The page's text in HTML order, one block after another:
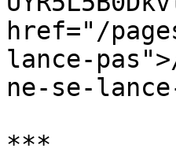
href="/
lance-
ne-se-
***